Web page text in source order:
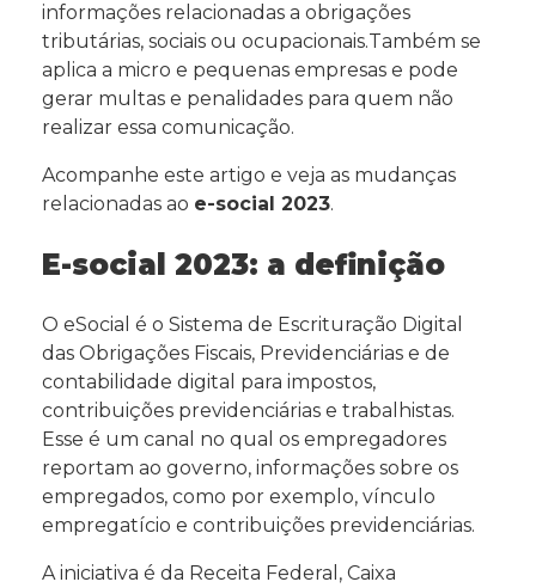
informações relacionadas a obrigações
tributárias, sociais ou ocupacionais.Também se
aplica a micro e pequenas empresas e pode
gerar multas e penalidades para quem não
realizar essa comunicação.
Acompanhe este artigo e veja as mudanças
relacionadas ao e-social 2023.
E-social 2023: a definição
O eSocial é o Sistema de Escrituração Digital
das Obrigações Fiscais, Previdenciárias e de
contabilidade digital para impostos,
contribuições previdenciárias e trabalhistas.
Esse é um canal no qual os empregadores
reportam ao governo, informações sobre os
empregados, como por exemplo, vínculo
empregatício e contribuições previdenciárias.
A iniciativa é da Receita Federal, Caixa